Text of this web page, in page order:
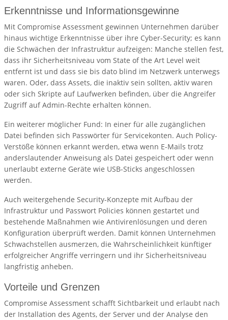
Erkenntnisse und Informationsgewinne
Mit Compromise Assessment gewinnen Unternehmen darüber
hinaus wichtige Erkenntnisse über ihre Cyber-Security; es kann
die Schwächen der Infrastruktur aufzeigen: Manche stellen fest,
dass ihr Sicherheitsniveau vom State of the Art Level weit
entfernt ist und dass sie bis dato blind im Netzwerk unterwegs
waren. Oder, dass Assets, die inaktiv sein sollten, aktiv waren
oder sich Skripte auf Laufwerken befinden, über die Angreifer
Zugriff auf Admin-Rechte erhalten können.
Ein weiterer möglicher Fund: In einer für alle zugänglichen
Datei befinden sich Passwörter für Servicekonten. Auch Policy-
Verstöße können erkannt werden, etwa wenn E-Mails trotz
anderslautender Anweisung als Datei gespeichert oder wenn
unerlaubt externe Geräte wie USB-Sticks angeschlossen
werden.
Auch weitergehende Security-Konzepte mit Aufbau der
Infrastruktur und Passwort Policies können gestartet und
bestehende Maßnahmen wie Antivirenlösungen und deren
Konfiguration überprüft werden. Damit können Unternehmen
Schwachstellen ausmerzen, die Wahrscheinlichkeit künftiger
erfolgreicher Angriffe verringern und ihr Sicherheitsniveau
langfristig anheben.
Vorteile und Grenzen
Compromise Assessment schafft Sichtbarkeit und erlaubt nach
der Installation des Agents, der Server und der Analyse den